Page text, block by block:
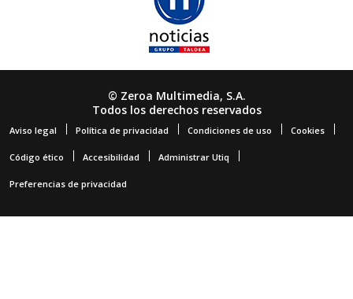
© Zeroa Multimedia, S.A.
Todos los derechos reservados
Aviso legal Política de privacidad Condiciones de uso Cookies
Código ético Accesibilidad Administrar Utiq
Preferencias de privacidad